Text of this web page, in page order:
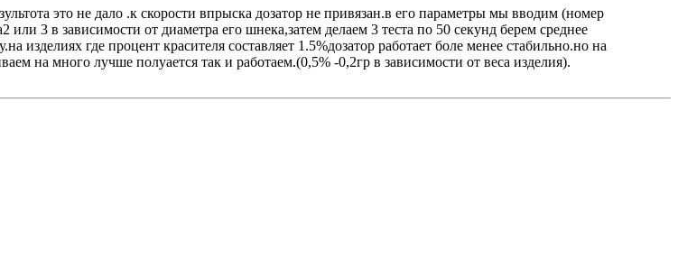
это не дало .к скорости впрыска дозатор не привязан.в его параметры мы вводим (номер
3 в зависимости от диаметра его шнека,затем делаем 3 теста по 50 секунд берем среднее
изделиях где процент красителя составляет 1.5%дозатор работает боле менее стабильно.но на
на много лучше полуается так и работаем.(0,5% -0,2гр в зависимости от веса изделия).